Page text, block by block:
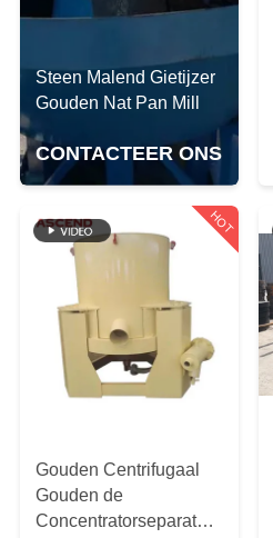
VERZOEK
OM EEN
CITAAT
SITEMAP
PRIVACYBELEID
Steen Malend Gietijzer
Gouden Nat Pan Mill
CONTACTEER ONS
HOT
Gouden Centrifugaal
Gouden de
Concentratorseparator